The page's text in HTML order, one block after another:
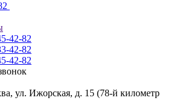
42-82
42-82
42-82
ул. Ижорская, д. 15 (78-й километр